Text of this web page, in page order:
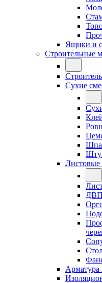
Ящики и
Строительные
Сухие
Листовые
ДВП
Арматура